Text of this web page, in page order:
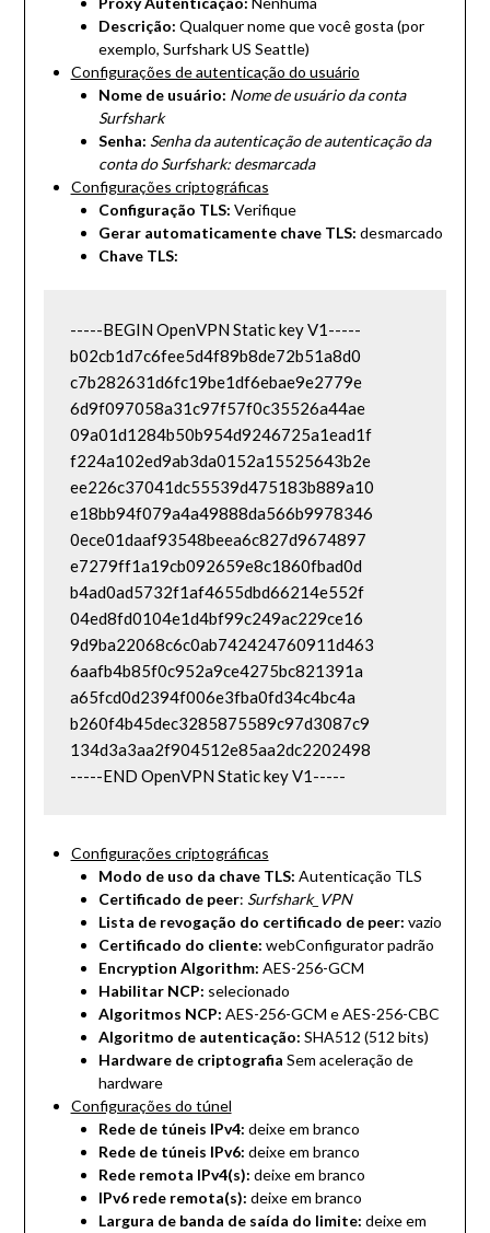
Descrição: Qualquer nome que você gosta (por
exemplo, Surfshark US Seattle)
Configurações de autenticação do usuário
Nome de usuário: Nome de usuário da conta
Surfshark
Senha: Senha da autenticação de autenticação da
conta do Surfshark: desmarcada
Configurações criptográficas
Configuração TLS: Verifique
Gerar automaticamente chave TLS: desmarcado
Chave TLS:
-----BEGIN OpenVPN Static key V1-----
b02cb1d7c6fee5d4f89b8de72b51a8d0
c7b282631d6fc19be1df6ebae9e2779e
6d9f097058a31c97f57f0c35526a44ae
09a01d1284b50b954d9246725a1ead1f
f224a102ed9ab3da0152a15525643b2e
ee226c37041dc55539d475183b889a10
e18bb94f079a4a49888da566b9978346
0ece01daaf93548beea6c827d9674897
e7279ff1a19cb092659e8c1860fbad0d
b4ad0ad5732f1af4655dbd66214e552f
04ed8fd0104e1d4bf99c249ac229ce16
9d9ba22068c6c0ab742424760911d463
6aafb4b85f0c952a9ce4275bc821391a
a65fcd0d2394f006e3fba0fd34c4bc4a
b260f4b45dec3285875589c97d3087c9
134d3a3aa2f904512e85aa2dc2202498
-----END OpenVPN Static key V1-----
Configurações criptográficas
Modo de uso da chave TLS: Autenticação TLS
Certificado de peer: Surfshark_VPN
Lista de revogação do certificado de peer: vazio
Certificado do cliente: webConfigurator padrão
Encryption Algorithm: AES-256-GCM
Habilitar NCP: selecionado
Algoritmos NCP: AES-256-GCM e AES-256-CBC
Algoritmo de autenticação: SHA512 (512 bits)
Hardware de criptografia Sem aceleração de
hardware
Configurações do túnel
Rede de túneis IPv4: deixe em branco
Rede de túneis IPv6: deixe em branco
Rede remota IPv4(s): deixe em branco
IPv6 rede remota(s): deixe em branco
Largura de banda de saída do limite: deixe em